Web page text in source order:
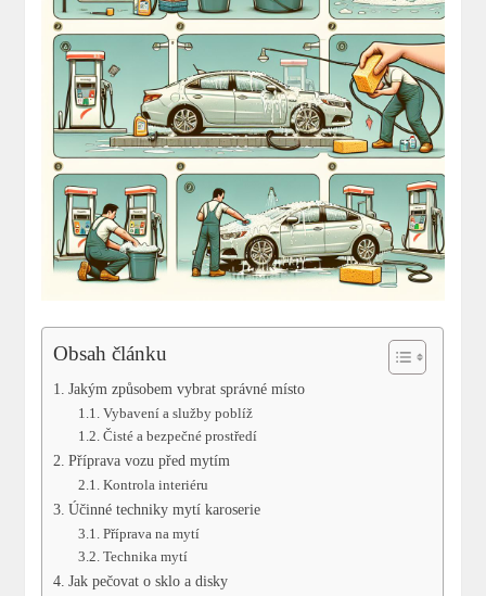
Obsah článku
Jakým způsobem vybrat správné místo
Vybavení a služby poblíž
Čisté a bezpečné prostředí
Příprava vozu před mytím
Kontrola interiéru
Účinné techniky mytí karoserie
Příprava na mytí
Technika mytí
Jak pečovat o sklo a disky